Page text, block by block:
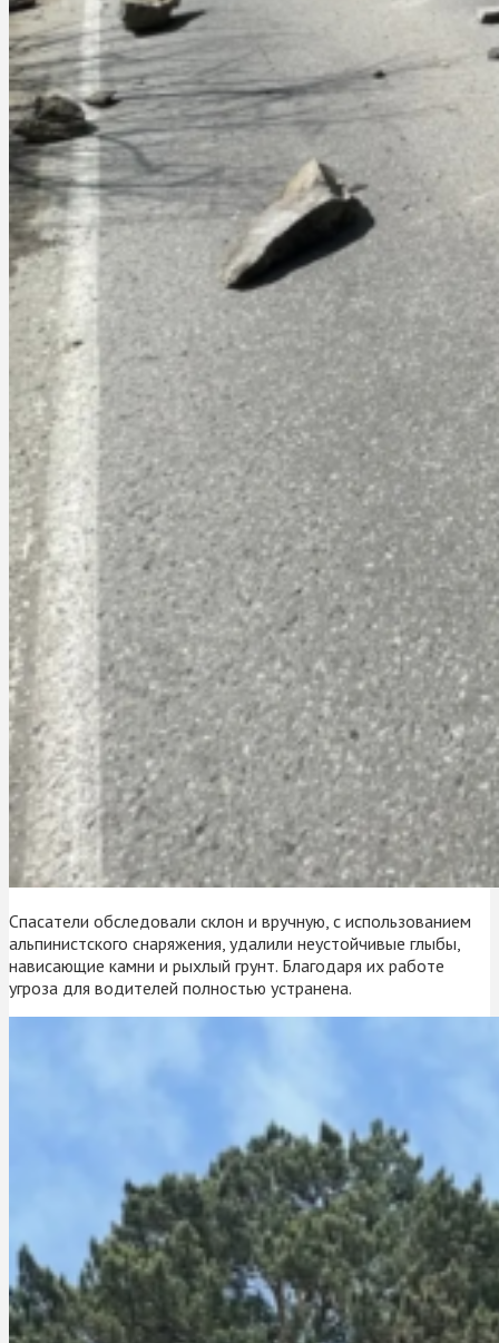
Спасатели обследовали склон и вручную, с использованием
альпинистского снаряжения, удалили неустойчивые глыбы,
нависающие камни и рыхлый грунт. Благодаря их работе
угроза для водителей полностью устранена.